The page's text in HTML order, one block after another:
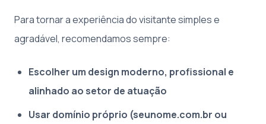
Para tornar a experiência do visitante simples e
agradável, recomendamos sempre:
Escolher um design moderno, profissional e
alinhado ao setor de atuação
Usar domínio próprio (seunome.com.br ou